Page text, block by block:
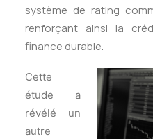
système de rating
renforçant ainsi la
finance durable.
Cette
étude a
révélé un
autre